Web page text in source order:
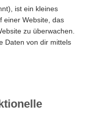
ist ein kleines
einer Website, das
zu überwachen.
Daten von dir mittels